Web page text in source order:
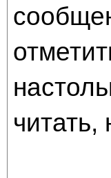
читать,